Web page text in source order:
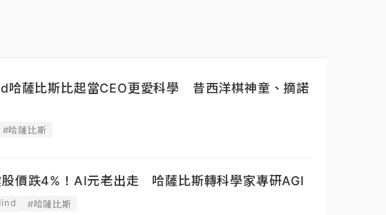
哈薩比斯比起當CEO更愛科學 昔西洋棋神童、摘諾
#哈薩比斯
價跌4%！AI元老出走 哈薩比斯轉科學家專研AGI
#哈薩比斯